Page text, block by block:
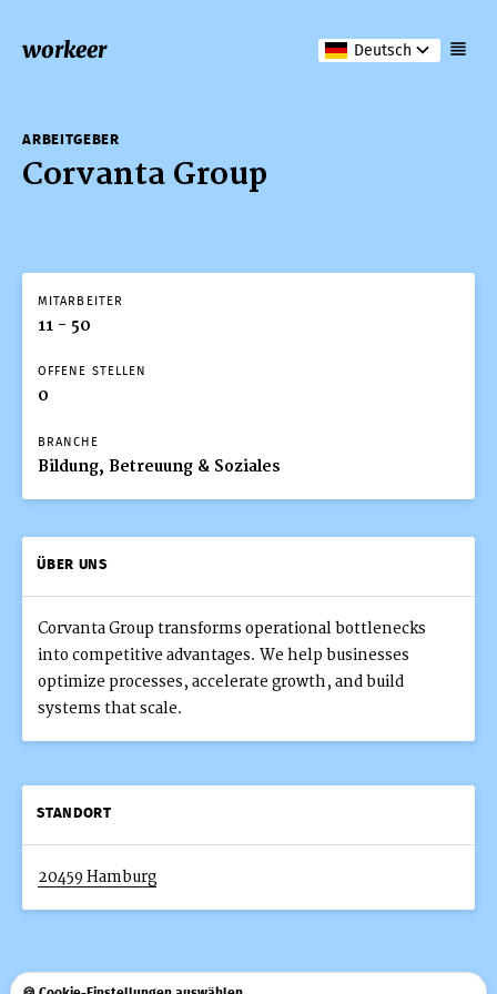
workeer Deutsch
ARBEITGEBER
Corvanta Group
MITARBEITER
11 - 50
OFFENE STELLEN
0
BRANCHE
Bildung, Betreuung & Soziales
ÜBER UNS
Corvanta Group transforms operational bottlenecks
into competitive advantages. We help businesses
optimize processes, accelerate growth, and build
systems that scale.
STANDORT
20459 Hamburg